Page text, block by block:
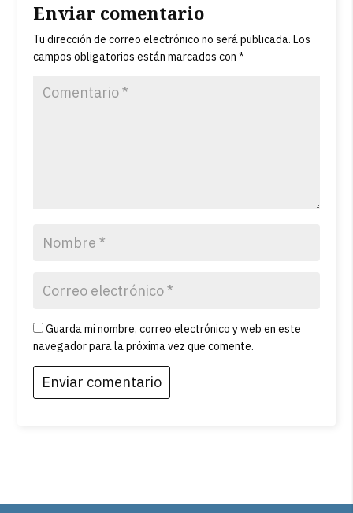
Enviar comentario
Tu dirección de correo electrónico no será publicada. Los
campos obligatorios están marcados con*
Guarda mi nombre, correo electrónico y web en este
navegador para la próxima vez que comente.